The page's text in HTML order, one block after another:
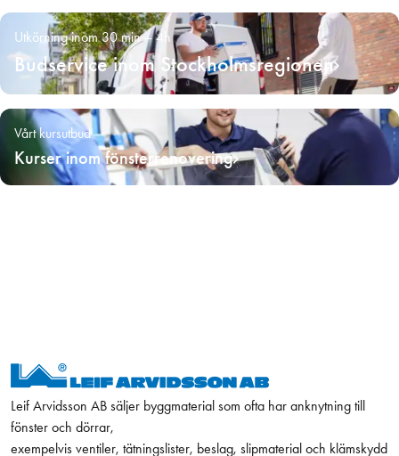
Utkörning inom 30 min – 4h
Budservice inom Stockholmsregionen
Vårt kursutbud
Kurser inom fönsterrenovering
Leif Arvidsson AB säljer byggmaterial som ofta har anknytning till
fönster och dörrar,
exempelvis ventiler, tätningslister, beslag, slipmaterial och klämskydd